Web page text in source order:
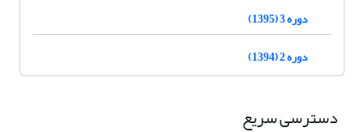
دوره 3 (1395)
دوره 2 (1394)
دسترسی سریع